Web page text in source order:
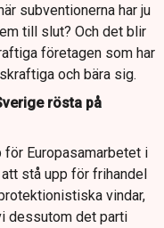
subventionerna har ju
till slut? Och det blir
företagen som har
och bära sig.
rösta på
Europasamarbetet i
stå upp för frihandel
vindar,
dessutom det parti